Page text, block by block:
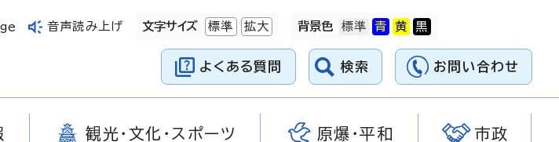
音声読み上げ 文字サイズ 標準 拡大 背景色
よくある質問 検索 お問い合わせ
観光・文化・スポーツ 原爆・平和 市政